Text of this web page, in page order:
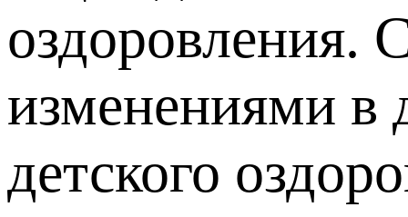
оздоровления.
изменениями в
детского